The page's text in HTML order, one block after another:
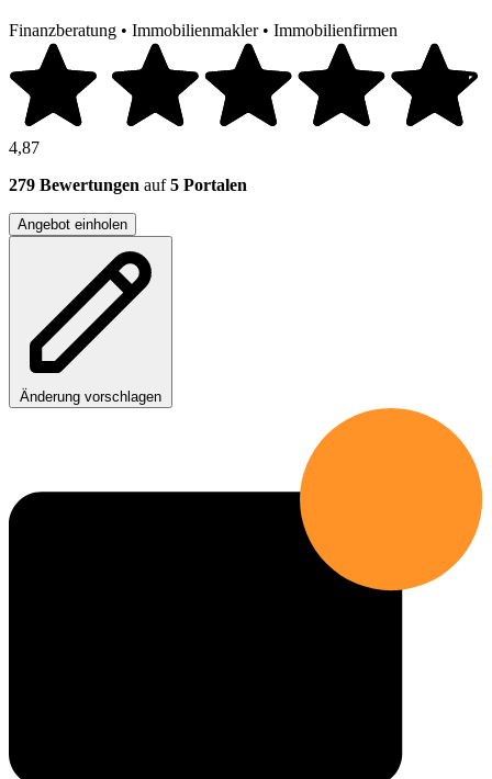
Finanzberatung • Immobilienmakler • Immobilienfirmen
4,87
279 Bewertungen auf5 Portalen
Angebot einholen
Änderung vorschlagen